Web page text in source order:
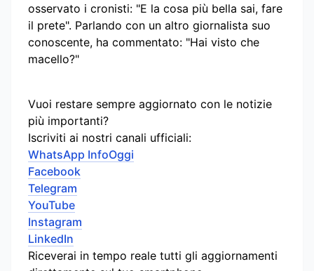
osservato i cronisti: "E la cosa più bella sai, fare
il prete". Parlando con un altro giornalista suo
conoscente, ha commentato: "Hai visto che
macello?"
Vuoi restare sempre aggiornato con le notizie
più importanti?
Iscriviti ai nostri canali ufficiali:
WhatsApp InfoOggi
Facebook
Telegram
YouTube
Instagram
LinkedIn
Riceverai in tempo reale tutti gli aggiornamenti